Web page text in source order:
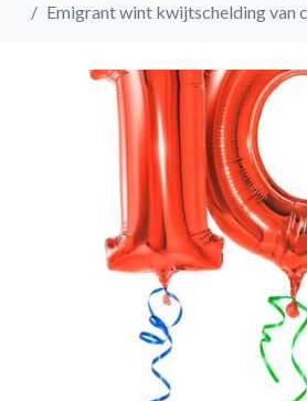
Emigrant wint kwijtschelding van